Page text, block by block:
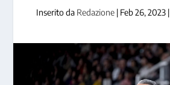
Inserito da Redazione| Feb 26, 2023|